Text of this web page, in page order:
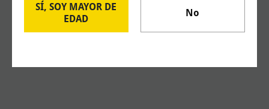
SÍ, SOY MAYOR DE
EDAD
No
Juega con responsabilidad y solo si eres mayor